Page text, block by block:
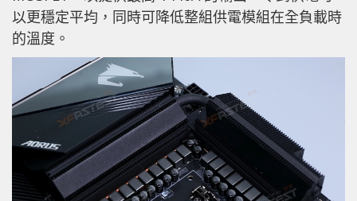
以更穩定平均，同時可降低整組供電模組在全負載時
的溫度。